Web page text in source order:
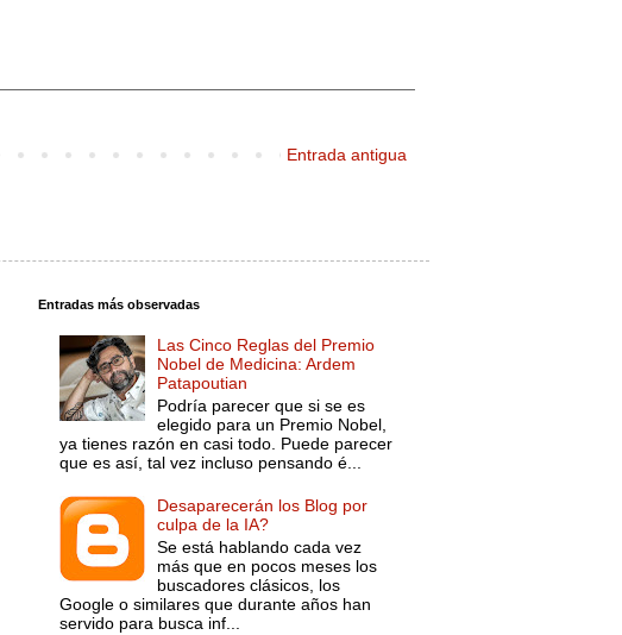
Entrada antigua
Entradas más observadas
Las Cinco Reglas del Premio
Nobel de Medicina: Ardem
Patapoutian
Podría parecer que si se es
elegido para un Premio Nobel,
ya tienes razón en casi todo. Puede parecer
que es así, tal vez incluso pensando é...
Desaparecerán los Blog por
culpa de la IA?
Se está hablando cada vez
más que en pocos meses los
buscadores clásicos, los
Google o similares que durante años han
servido para busca inf...